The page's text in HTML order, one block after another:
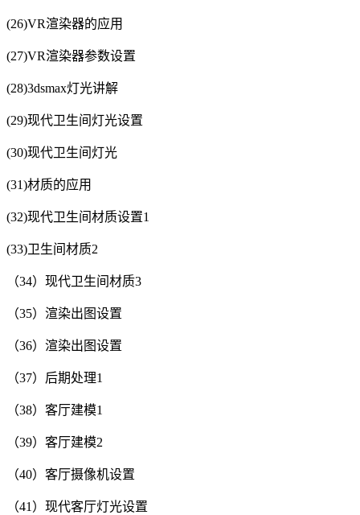
(26)VR渲染器的应用
(27)VR渲染器参数设置
(28)3dsmax灯光讲解
(29)现代卫生间灯光设置
(30)现代卫生间灯光
(31)材质的应用
(32)现代卫生间材质设置1
(33)卫生间材质2
（34）现代卫生间材质3
（35）渲染出图设置
（36）渲染出图设置
（37）后期处理1
（38）客厅建模1
（39）客厅建模2
（40）客厅摄像机设置
（41）现代客厅灯光设置